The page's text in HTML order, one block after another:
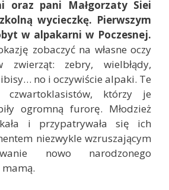
oraz pani Małgorzaty Siei
wycieczkę. Pierwszym
w alpakarni w Poczesnej.
zobaczyć na własne oczy
zwierząt: zebry, wielbłądy,
no i oczywiście alpaki. Te
czwartoklasistów, którzy je
ogromną furorę. Młodzież
i przypatrywała się ich
niezwykle wzruszającym
nowo narodzonego
mamą.